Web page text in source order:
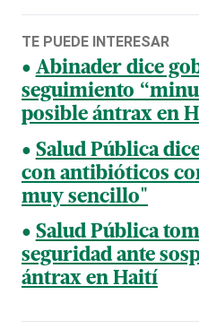
TE PUEDE INTERESAR
Abinader dice
seguimiento
posible ántrax en
Salud Pública
con antibióticos
muy sencillo"
Salud Pública
seguridad ante
ántrax en Haití